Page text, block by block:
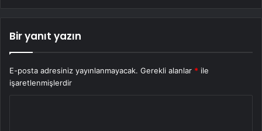
Bir yanıt yazın
E-posta adresiniz yayınlanmayacak. Gerekli alanlar * ile
işaretlenmişlerdir